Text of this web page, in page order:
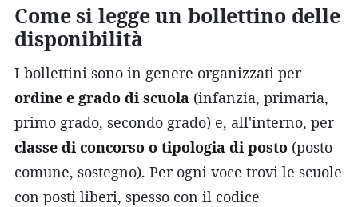
Come si legge un bollettino delle
disponibilità
I bollettini sono in genere organizzati per
ordine e grado di scuola (infanzia, primaria,
primo grado, secondo grado) e, all'interno, per
classe di concorso o tipologia di posto (posto
comune, sostegno). Per ogni voce trovi le scuole
con posti liberi, spesso con il codice